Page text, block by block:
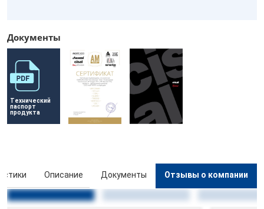
Документы
Технический
паспорт
продукта
Описание Документы Отзывы о компании